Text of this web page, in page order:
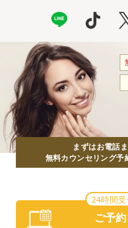
まずはお電話
無料カウンセリング予
24時間
ご予